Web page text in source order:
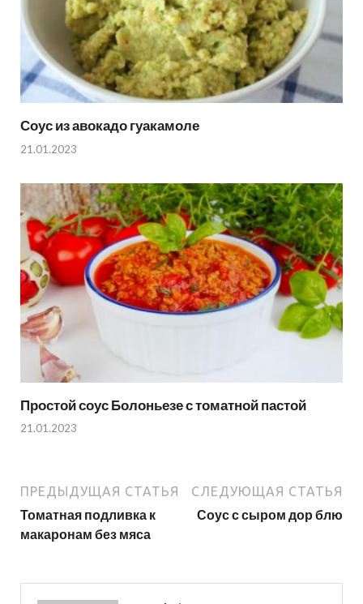
Соус из авокадо гуакамоле
21.01.2023
Простой соус Болоньезе с томатной пастой
21.01.2023
ПРЕДЫДУЩАЯ СТАТЬЯ
Томатная подливка к
макаронам без мяса
СЛЕДУЮЩАЯ СТАТЬЯ
Соус с сыром дор блю